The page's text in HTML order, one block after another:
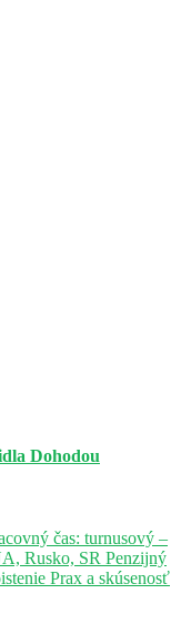
Dohodou
čas: turnusový –
Rusko, SR Penzijný
Prax a skúsenosť